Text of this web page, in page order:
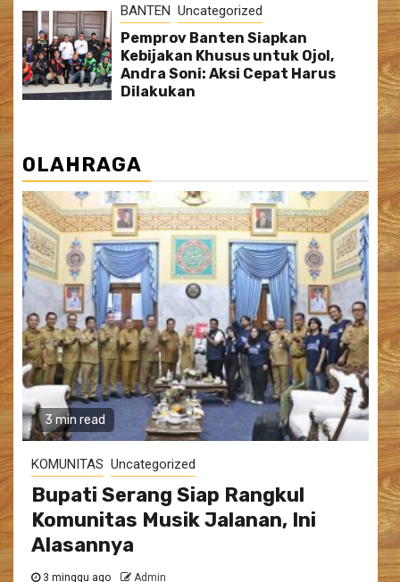
BANTEN Uncategorized
Pemprov Banten Siapkan
Kebijakan Khusus untuk Ojol,
Andra Soni: Aksi Cepat Harus
Dilakukan
OLAHRAGA
3 min read
KOMUNITAS Uncategorized
Bupati Serang Siap Rangkul
Komunitas Musik Jalanan, Ini
Alasannya
3 minggu ago Admin